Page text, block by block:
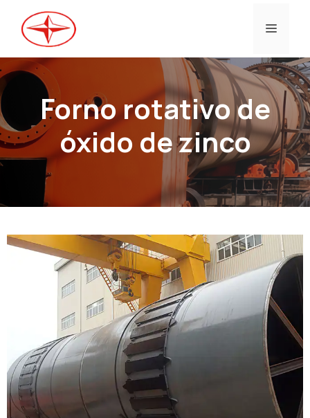
para
conteúdo
Menu
Forno rotativo de
óxido de zinco